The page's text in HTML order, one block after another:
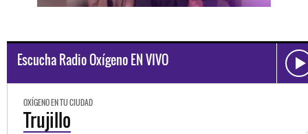
Escucha Radio Oxígeno EN VIVO
OXÍGENO EN TU CIUDAD
Trujillo